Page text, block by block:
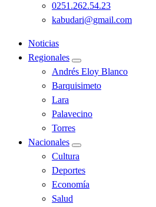
0251.262.54.23
kabudari@gmail.com
Noticias
Regionales
Andrés Eloy Blanco
Barquisimeto
Lara
Palavecino
Torres
Nacionales
Cultura
Deportes
Economía
Salud